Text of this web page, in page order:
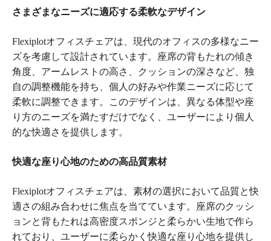
さまざまなニーズに適応する柔軟なデザイン
Flexiplotオフィスチェアは、現代のオフィスの多様なニー
ズを考慮して設計されています。座席の背もたれの傾き
角度、アームレストの高さ、クッションの深さなど、独
自の調整機能を持ち、個人の好みや作業ニーズに応じて
柔軟に調整できます。このデザインは、異なる体型や座
り方のニーズを満たすだけでなく、ユーザーにより個人
的な快適さを提供します。
快適な座り心地のための高品質素材
Flexiplotオフィスチェアは、素材の選択において品質と快
適さの組み合わせに焦点を当てています。座席のクッシ
ョンと背もたれは高密度スポンジと柔らかい生地で作ら
れており、ユーザーに柔らかく快適な座り心地を提供し